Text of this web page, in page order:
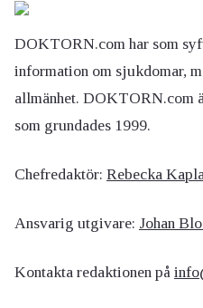
DOKTORN.com har som
information om sjukdomar,
allmänhet. DOKTORN.com
som grundades 1999.
Chefredaktör: Rebecka
Ansvarig utgivare: Johan
Kontakta redaktionen på